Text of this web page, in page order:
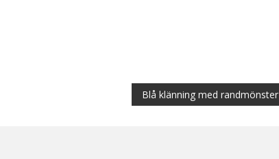
Blå klänning med randmönster